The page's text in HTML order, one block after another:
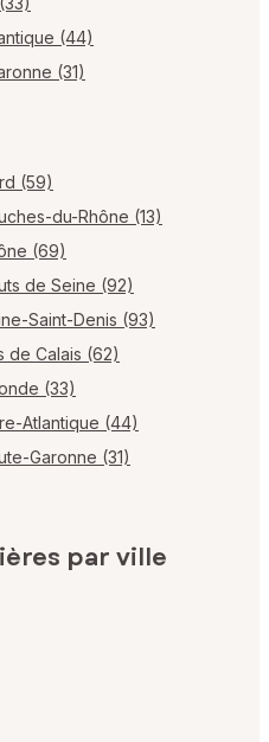
(44)
(31)
(59)
du-Rhône (13)
(69)
de Seine (92)
Saint-Denis (93)
de Calais (62)
(33)
Atlantique (44)
Garonne (31)
par ville